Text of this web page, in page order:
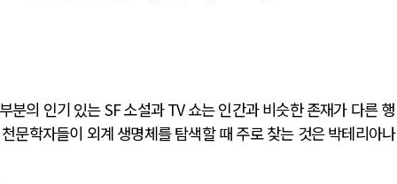
분의 인기 있는SF소설과TV쇼는 인간과 비슷한 존재가 다른 행
문학자들이 외계 생명체를 탐색할 때 주로 찾는 것은 박테리아나